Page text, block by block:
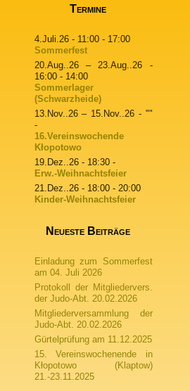
Termine
4.Juli.26- 11:00 - 17:00
Sommerfest
20.Aug..26
– 23.Aug..26 -
16:00 - 14:00
Sommerlager
(Schwarzheide)
13.Nov..26 – 15.Nov..26 - ""
-
16.Vereinswochende
Kłopotowo
19.Dez..26- 18:30 -
Erw.-Weihnachtsfeier
21.Dez..26- 18:00 - 20:00
Kinder-Weihnachtsfeier
Neueste Beiträge
Einladung zum Sommerfest
am 04. Juli 2026
Protokoll der Mitgliedervers.
der Judo-Abt. 20.02.2026
Mitgliederversammlung der
Judo-Abt. 20.02.2026
Gürtelprüfung am 11.12.2025
15. Vereinswochenende in
Kłopotowo (Klaptow)
21.-23.11.2025